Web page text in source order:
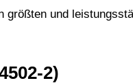
größten und
2)